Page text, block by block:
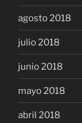
agosto 2018
julio 2018
junio 2018
mayo 2018
abril 2018